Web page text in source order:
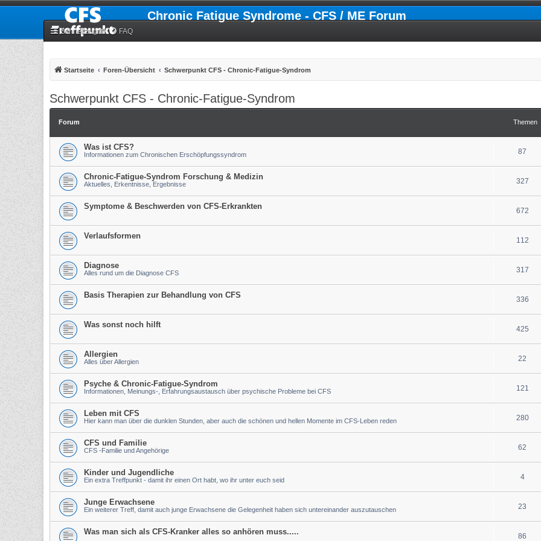
Chronic Fatigue Syndrome - CFS / ME Forum
Schnellzugriff FAQ
Startseite Foren-Übersicht Schwerpunkt CFS - Chronic-Fatigue-Syndrom
Schwerpunkt CFS - Chronic-Fatigue-Syndrom
Forum Themen
Was ist CFS?
Informationen zum Chronischen Erschöpfungssyndrom 87
Chronic-Fatigue-Syndrom Forschung & Medizin
Aktuelles, Erkentnisse, Ergebnisse 327
Symptome & Beschwerden von CFS-Erkrankten 672
Verlaufsformen 112
Diagnose
Alles rund um die Diagnose CFS 317
Basis Therapien zur Behandlung von CFS 336
Was sonst noch hilft 425
Allergien
Alles über Allergien 22
Psyche & Chronic-Fatigue-Syndrom
Informationen, Meinungs-, Erfahrungsaustausch über psychische Probleme bei CFS 121
Leben mit CFS
Hier kann man über die dunklen Stunden, aber auch die schönen und hellen Momente im CFS-Leben reden 280
CFS und Familie
CFS -Familie und Angehörige 62
Kinder und Jugendliche
Ein extra Treffpunkt - damit ihr einen Ort habt, wo ihr unter euch seid 4
Junge Erwachsene
Ein weiterer Treff, damit auch junge Erwachsene die Gelegenheit haben sich untereinander auszutauschen 23
Was man sich als CFS-Kranker alles so anhören muss..... 86